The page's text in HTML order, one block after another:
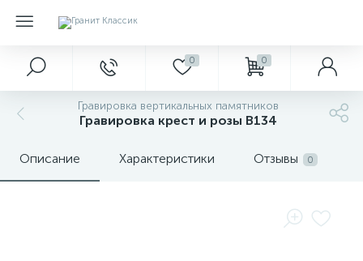
0 0
Гравировка вертикальных памятников
Гравировка крест и розы В134
Описание Характеристики Отзывы 0